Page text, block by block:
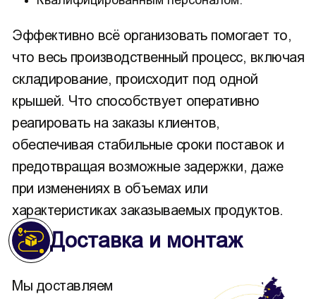
Эффективно всё организовать помогает то,
что весь производственный процесс, включая
складирование, происходит под одной
крышей. Что способствует оперативно
реагировать на заказы клиентов,
обеспечивая стабильные сроки поставок и
предотвращая возможные задержки, даже
при изменениях в объемах или
характеристиках заказываемых продуктов.
Доставка и монтаж
Мы доставляем